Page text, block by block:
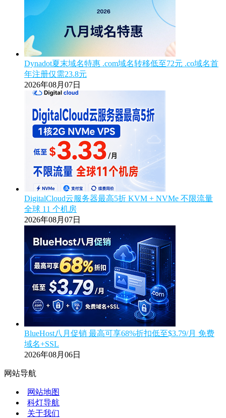
Dynadot夏末域名特惠 .com域名转移低至72元 .co域名首
年注册仅需23.8元
2026年08月07日
DigitalCloud云服务器最高5折 KVM + NVMe 不限流量
全球 11 个机房
2026年08月07日
BlueHost八月促销 最高可享68%折扣低至$3.79/月 免费
域名+SSL
2026年08月06日
网站导航
网站地图
科灯导航
关于我们